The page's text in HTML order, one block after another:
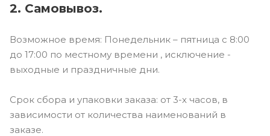
2. Самовывоз.
Возможное время: Понедельник – пятница с 8:00
до 17:00 по местному времени , исключение -
выходные и праздничные дни.
Срок сбора и упаковки заказа: от 3-х часов, в
зависимости от количества наименований в
заказе.